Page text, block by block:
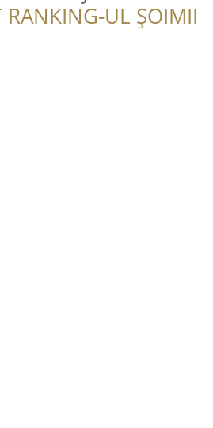
RANKING-UL ȘOIMII